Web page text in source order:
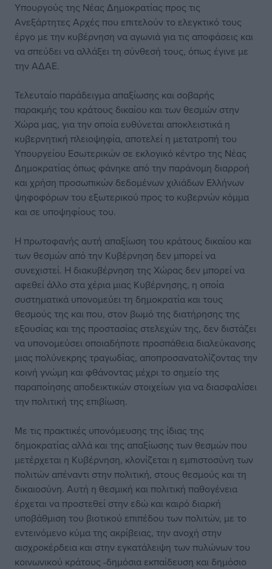
Υπουργούς της Νέας Δημοκρατίας προς τις
Ανεξάρτητες Αρχές που επιτελούν το ελεγκτικό τους
έργο με την κυβέρνηση να αγωνιά για τις αποφάσεις και
να σπεύδει να αλλάξει τη σύνθεσή τους, όπως έγινε με
την ΑΔΑΕ.
Τελευταίο παράδειγμα απαξίωσης και σοβαρής
παρακμής του κράτους δικαίου και των θεσμών στην
Χώρα μας, για την οποία ευθύνεται αποκλειστικά η
κυβερνητική πλειοψηφία, αποτελεί η μετατροπή του
Υπουργείου Εσωτερικών σε εκλογικό κέντρο της Νέας
Δημοκρατίας όπως φάνηκε από την παράνομη διαρροή
και χρήση προσωπικών δεδομένων χιλιάδων Ελλήνων
ψηφοφόρων του εξωτερικού προς το κυβερνών κόμμα
και σε υποψηφίους του.
Η πρωτοφανής αυτή απαξίωση του κράτους δικαίου και
των θεσμών από την Κυβέρνηση δεν μπορεί να
συνεχιστεί. Η διακυβέρνηση της Χώρας δεν μπορεί να
αφεθεί άλλο στα χέρια μιας Κυβέρνησης, η οποία
συστηματικά υπονομεύει τη δημοκρατία και τους
θεσμούς της και που, στον βωμό της διατήρησης της
εξουσίας και της προστασίας στελεχών της, δεν διστάζει
να υπονομεύσει οποιαδήποτε προσπάθεια διαλεύκανσης
μιας πολύνεκρης τραγωδίας, αποπροσανατολίζοντας την
κοινή γνώμη και φθάνοντας μέχρι το σημείο της
παραποίησης αποδεικτικών στοιχείων για να διασφαλίσει
την πολιτική της επιβίωση.
Με τις πρακτικές υπονόμευσης της ίδιας της
δημοκρατίας αλλά και της απαξίωσης των θεσμών που
μετέρχεται η Κυβέρνηση, κλονίζεται η εμπιστοσύνη των
πολιτών απέναντι στην πολιτική, στους θεσμούς και τη
δικαιοσύνη. Αυτή η θεσμική και πολιτική παθογένεια
έρχεται να προστεθεί στην εδώ και καιρό διαρκή
υποβάθμιση του βιοτικού επιπέδου των πολιτών, με το
εντεινόμενο κύμα της ακρίβειας, την ανοχή στην
αισχροκέρδεια και στην εγκατάλειψη των πυλώνων του
κοινωνικού κράτους -δημόσια εκπαίδευση και δημόσιο